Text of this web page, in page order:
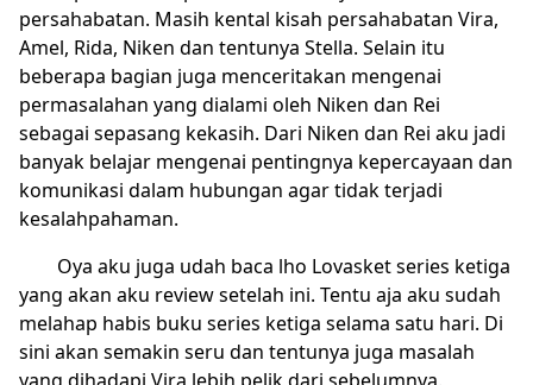
persahabatan. Masih kental kisah persahabatan Vira,
Amel, Rida, Niken dan tentunya Stella. Selain itu
beberapa bagian juga menceritakan mengenai
permasalahan yang dialami oleh Niken dan Rei
sebagai sepasang kekasih. Dari Niken dan Rei aku jadi
banyak belajar mengenai pentingnya kepercayaan dan
komunikasi dalam hubungan agar tidak terjadi
kesalahpahaman.
Oya aku juga udah baca lho Lovasket series ketiga
yang akan aku review setelah ini. Tentu aja aku sudah
melahap habis buku series ketiga selama satu hari. Di
sini akan semakin seru dan tentunya juga masalah